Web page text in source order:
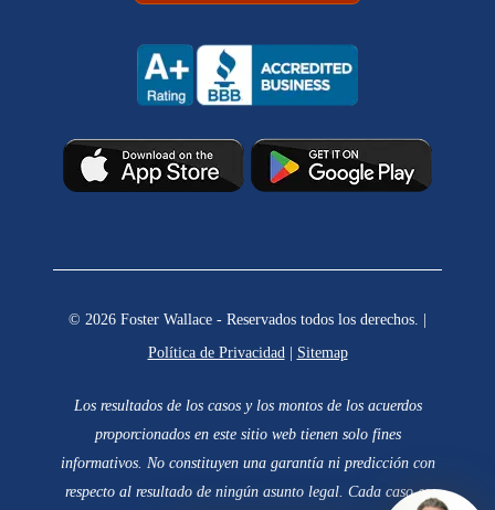
© 2026 Foster Wallace - Reservados todos los derechos. |
Política de Privacidad | Sitemap
Los resultados de los casos y los montos de los acuerdos
proporcionados en este sitio web tienen solo fines
informativos. No constituyen una garantía ni predicción con
respecto al resultado de ningún asunto legal. Cada caso es